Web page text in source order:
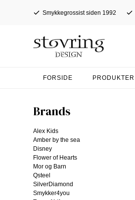
Smykkegrossist siden 1992
FORSIDE PRODUKTER
Brands
Alex Kids
Amber by the sea
Disney
Flower of Hearts
Mor og Barn
Qsteel
SilverDiamond
Smykker4you